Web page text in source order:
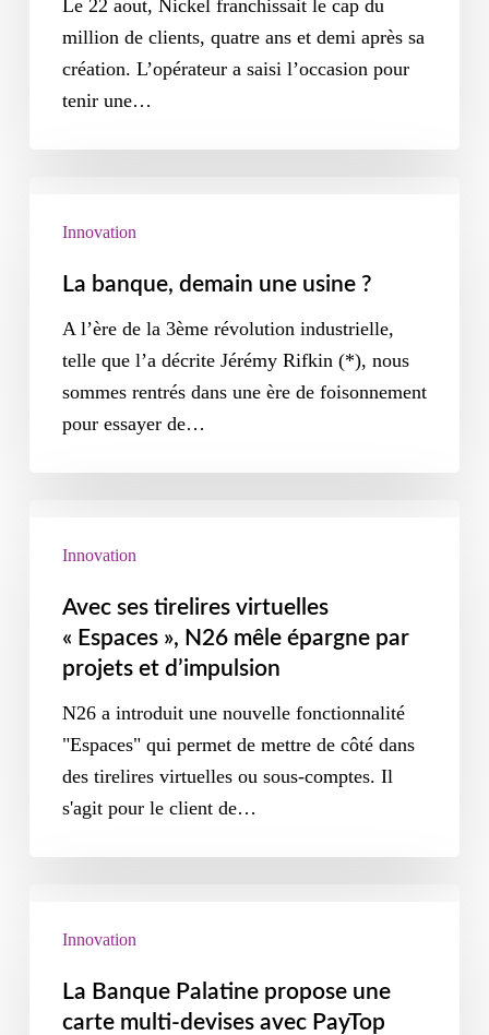
Le 22 aout, Nickel franchissait le cap du
million de clients, quatre ans et demi après sa
création. L’opérateur a saisi l’occasion pour
tenir une…
Innovation
La banque, demain une usine ?
A l’ère de la 3ème révolution industrielle,
telle que l’a décrite Jérémy Rifkin (*), nous
sommes rentrés dans une ère de foisonnement
pour essayer de…
Innovation
Avec ses tirelires virtuelles
« Espaces », N26 mêle épargne par
projets et d’impulsion
N26 a introduit une nouvelle fonctionnalité
"Espaces" qui permet de mettre de côté dans
des tirelires virtuelles ou sous-comptes. Il
s'agit pour le client de…
Innovation
La Banque Palatine propose une
carte multi-devises avec PayTop